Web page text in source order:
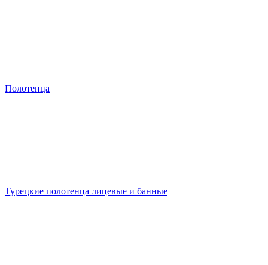
Полотенца
Турецкие полотенца лицевые и банные